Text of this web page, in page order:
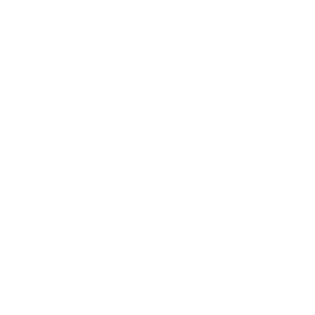
que
en el
me
esa
y
de
caso,